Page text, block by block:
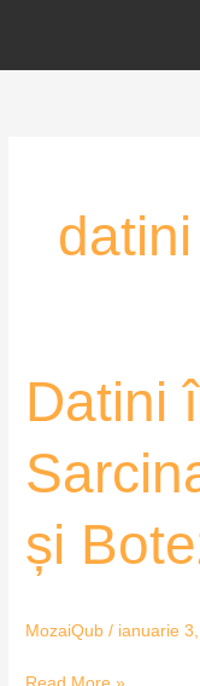
content
datini
Datini
și
MozaiQub / ianuarie
Datini
–
Nașterea
și